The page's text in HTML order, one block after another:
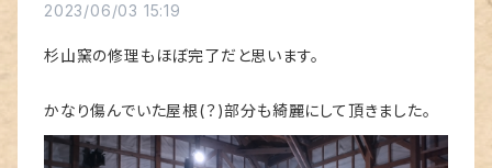
2023/06/03 15:19
杉山窯の修理もほぼ完了だと思います。
かなり傷んでいた屋根(？)部分も綺麗にして頂きました。